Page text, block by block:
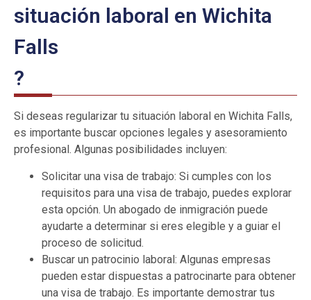
situación laboral en Wichita
Falls
?
Si deseas regularizar tu situación laboral en Wichita Falls,
es importante buscar opciones legales y asesoramiento
profesional. Algunas posibilidades incluyen:
Solicitar una visa de trabajo: Si cumples con los
requisitos para una visa de trabajo, puedes explorar
esta opción. Un abogado de inmigración puede
ayudarte a determinar si eres elegible y a guiar el
proceso de solicitud.
Buscar un patrocinio laboral: Algunas empresas
pueden estar dispuestas a patrocinarte para obtener
una visa de trabajo. Es importante demostrar tus